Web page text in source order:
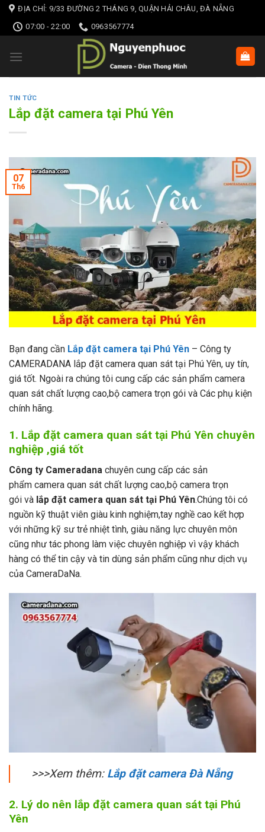
Skip
content
ĐỊA CHỈ: 9/33 ĐƯỜNG 2 THÁNG 9, QUẬN HẢI CHÂU, ĐÀ NẴNG
07:00 - 22:00
0963567774
TIN TỨC
Lắp đặt camera tại Phú Yên
07
Th6
Bạn đang cần Lắp đặt camera tại Phú Yên – Công ty
CAMERADANA lắp đặt camera quan sát tại Phú Yên, uy tín,
giá tốt. Ngoài ra chúng tôi cung cấp các sản phẩm camera
quan sát chất lượng cao,bộ camera trọn gói và Các phụ kiện
chính hãng.
1. Lắp đặt camera quan sát tại Phú Yên chuyên
nghiệp ,giá tốt
Công ty Cameradana chuyên cung cấp các sản
phẩm camera quan sát chất lượng cao,bộ camera trọn
gói và lắp đặt camera quan sát tại Phú Yên.Chúng tôi có
nguồn kỹ thuật viên giàu kinh nghiệm,tay nghề cao kết hợp
với những kỹ sư trẻ nhiệt tình, giàu năng lực chuyên môn
cũng như tác phong làm việc chuyên nghiệp vì vậy khách
hàng có thể tin cậy và tin dùng sản phẩm cũng như dịch vụ
của CameraDaNa.
>>>Xem thêm: Lắp đặt camera Đà Nẵng
2. Lý do nên lắp đặt camera quan sát tại Phú
Yên